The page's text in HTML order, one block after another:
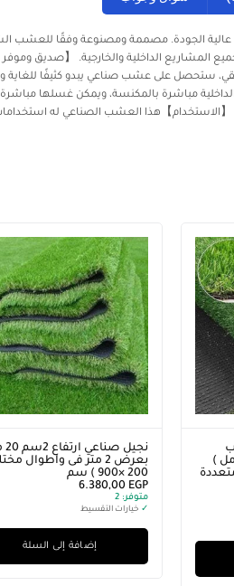
المشاريع الداخلية والخارجية. 【صديق
ستحصل على عشب صناعي يبدو كثيفًا للغاية
مباشرة بالمكنسة، ويمكن غسلها
الاستخدام】هذا العشب الصناعي له
الطبيعى ارتفاع 3 سم ( 30 مل )
متعددة
بعرض 2 متر فى واطوال
200 ×900 ) سم
6.380,00 EGP
متوفر:
✓ خيارات التقسيط
إضافة إلى السلة